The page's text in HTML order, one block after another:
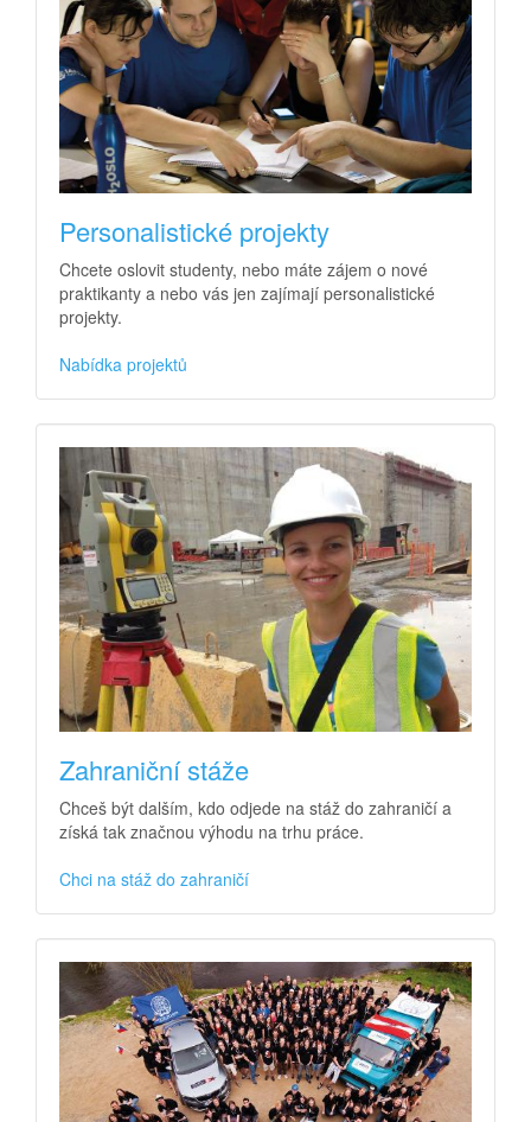
Personalistické projekty
Chcete oslovit studenty, nebo máte zájem o nové
praktikanty a nebo vás jen zajímají personalistické
projekty.
Nabídka projektů
Zahraniční stáže
Chceš být dalším, kdo odjede na stáž do zahraničí a
získá tak značnou výhodu na trhu práce.
Chci na stáž do zahraničí